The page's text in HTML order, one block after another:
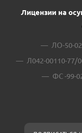
Лицензии на
ЛО-50-
Л042-00110-77/
ФС -99-